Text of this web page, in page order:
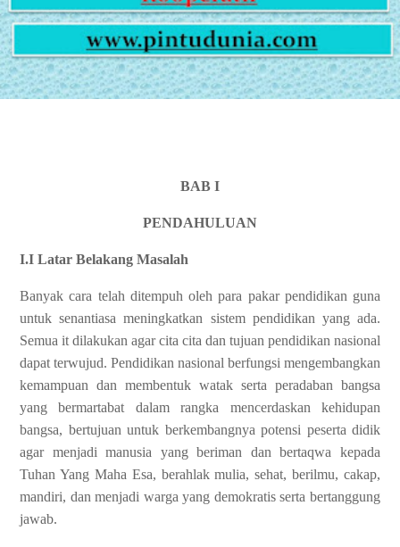
BAB I
PENDAHULUAN
I.I Latar Belakang Masalah
Banyak cara telah ditempuh oleh para pakar pendidikan guna
untuk senantiasa meningkatkan sistem pendidikan yang ada.
Semua it dilakukan agar cita cita dan tujuan pendidikan nasional
dapat terwujud. Pendidikan nasional berfungsi mengembangkan
kemampuan dan membentuk watak serta peradaban bangsa
yang bermartabat dalam rangka mencerdaskan kehidupan
bangsa, bertujuan untuk berkembangnya potensi peserta didik
agar menjadi manusia yang beriman dan bertaqwa kepada
Tuhan Yang Maha Esa, berahlak mulia, sehat, berilmu, cakap,
mandiri, dan menjadi warga yang demokratis serta bertanggung
jawab.